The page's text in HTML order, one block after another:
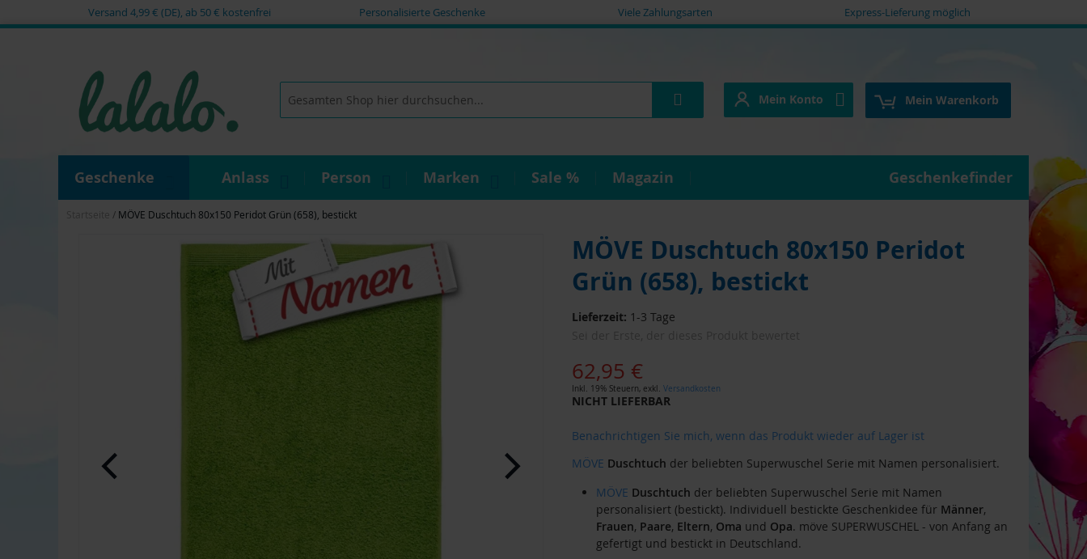
Versand 4,99 € (DE), ab 50 € kostenfrei Personalisierte Geschenke Viele Zahlungsarten Express-Lieferung möglich
springen
Mein Warenkorb
Mein Konto
Mein Konto
Geschenke Anlass Person Marken Sale % Magazin Geschenkefinder
MÖVE Duschtuch 80x150 Peridot Grün (658), bestickt
MÖVE Duschtuch 80x150 Peridot
Grün (658), bestickt
Lieferzeit: 1-3 Tage
62,95 €
Inkl. 19% Steuern, exkl. Versandkosten
NICHT LIEFERBAR
Benachrichtigen Sie mich, wenn das Produkt wieder auf Lager ist
MÖVE Duschtuch der beliebten Superwuschel Serie mit Namen personalisiert.
MÖVE Duschtuch der beliebten Superwuschel Serie mit Namen
personalisiert (bestickt). Individuell bestickte Geschenkidee für Männer,
Frauen, Paare, Eltern, Oma und Opa. möve SUPERWUSCHEL - von Anfang an
gefertigt und bestickt in Deutschland.